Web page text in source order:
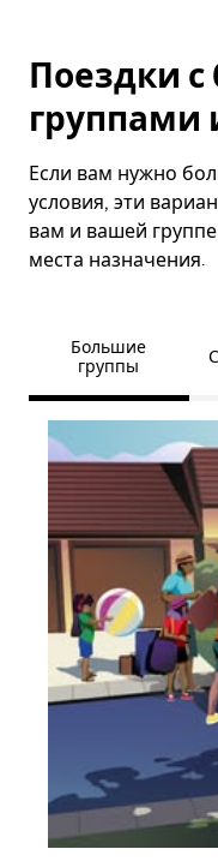
Поездки
группами
Если вам нужно
условия, эти
вам и вашей
места назначения.
Большие
группы